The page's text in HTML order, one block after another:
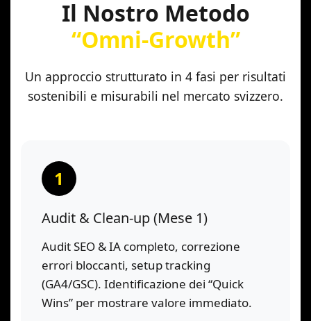
Il Nostro Metodo
“Omni-Growth”
Un approccio strutturato in 4 fasi per risultati
sostenibili e misurabili nel mercato svizzero.
1
Audit & Clean-up (Mese 1)
Audit SEO & IA completo, correzione
errori bloccanti, setup tracking
(GA4/GSC). Identificazione dei “Quick
Wins” per mostrare valore immediato.